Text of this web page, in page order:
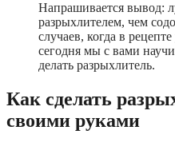
Напрашивается вывод:
разрыхлителем, чем
случаев, когда в
сегодня мы с вами
делать разрыхлитель.
Как сделать
своими руками